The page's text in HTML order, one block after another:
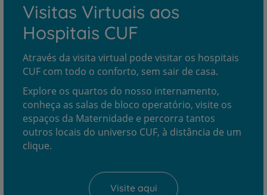
Visitas Virtuais aos
Hospitais CUF
Através da visita virtual pode visitar os hospitais
CUF com todo o conforto, sem sair de casa.
Explore os quartos do nosso internamento,
conheça as salas de bloco operatório, visite os
espaços da Maternidade e percorra tantos
outros locais do universo CUF, à distância de um
clique.
Visite aqui